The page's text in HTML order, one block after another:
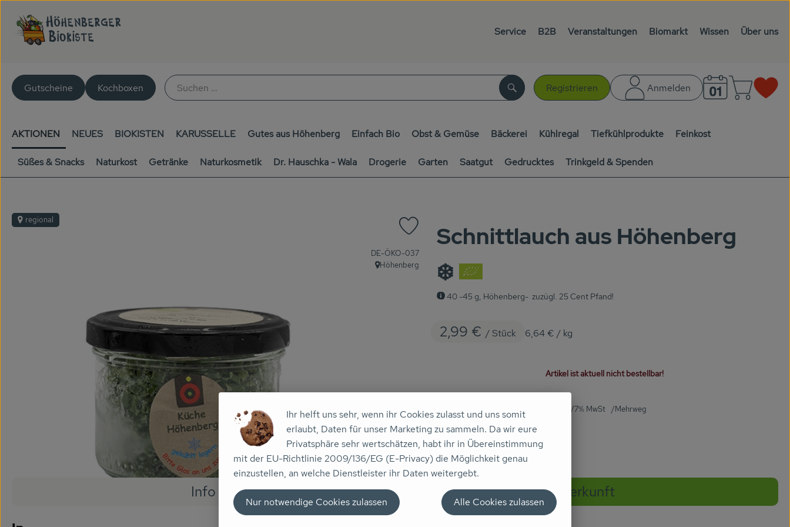
Service B2B Veranstaltungen Biomarkt Wissen Über uns
Registrieren Anmelden
Suchen
Gutscheine Kochboxen
AKTIONEN NEUES BIOKISTEN KARUSSELLE Gutes aus Höhenberg Einfach Bio Obst & Gemüse Bäckerei Kühlregal Tiefkühlprodukte Feinkost
Süßes & Snacks Naturkost Getränke Naturkosmetik Dr. Hauschka - Wala Drogerie Garten Saatgut Gedrucktes Trinkgeld & Spenden
Schnittlauch aus Höhenberg
❄️
40 -45 g, Höhenberg- zuzügl. 25 Cent Pfand!
2,99 € / Stück 6,64 € / kg
regional
Produkt zu Favouriten hinzufügen
, Kontrollstelle:
DE-ÖKO-037
, Herkunft:
Höhenberg
Artikel ist aktuell nicht bestellbar!
#28094 2,99 € 7% MwSt Mehrweg
Rezepte
Info
Herkunft
Es wurden keine passenden Rezepte gefunden.
Ihr helft uns sehr, wenn ihr Cookies zulasst und uns somit
erlaubt, Daten für unser Marketing zu sammeln. Da wir eure
Privatsphäre sehr wertschätzen, habt ihr in Übereinstimmung
mit der EU-Richtlinie 2009/136/EG (E-Privacy) die Möglichkeit genau
einzustellen, an welche Dienstleister ihr Daten weitergebt.
Nur notwendige Cookies zulassen Alle Cookies zulassen